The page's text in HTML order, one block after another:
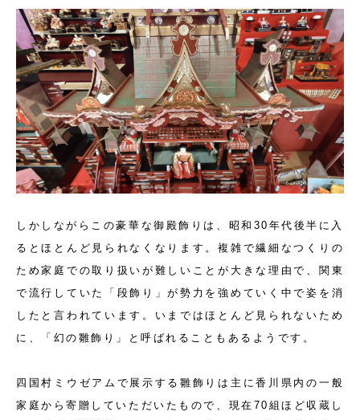
しかしながらこの豪華な御殿飾りは、昭和30年代後半に入
るとほとんど見られなくなります。複雑で繊細なつくりの
ため家庭での取り扱いが難しいことが大きな理由で、関東
で流行していた「段飾り」が勢力を強めていく中で姿を消
したと言われています。いまではほとんど見られないため
に、「幻の雛飾り」と呼ばれることもあるようです。
四国村ミウゼアムで展示する雛飾りは主に香川県内の一般
家庭から寄贈していただいたもので、現在70組ほど収蔵し